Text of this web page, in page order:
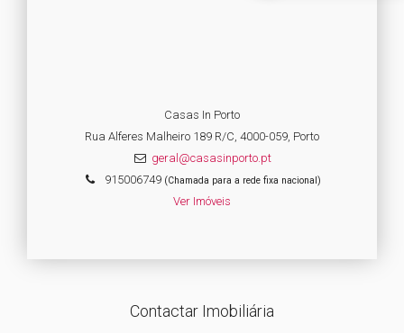
Casas In Porto
Rua Alferes Malheiro 189 R/C, 4000-059, Porto
geral@casasinporto.pt
915006749(Chamada para a rede fixa nacional)
Ver Imóveis
Contactar Imobiliária